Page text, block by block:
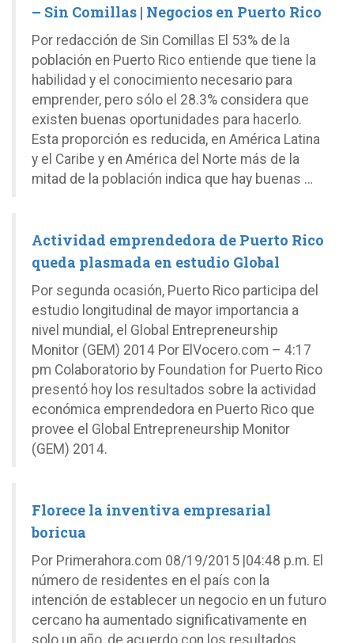
– Sin Comillas | Negocios en Puerto Rico
Por redacción de Sin Comillas El 53% de la
población en Puerto Rico entiende que tiene la
habilidad y el conocimiento necesario para
emprender, pero sólo el 28.3% considera que
existen buenas oportunidades para hacerlo.
Esta proporción es reducida, en América Latina
y el Caribe y en América del Norte más de la
mitad de la población indica que hay buenas …
Actividad emprendedora de Puerto Rico
queda plasmada en estudio Global
Por segunda ocasión, Puerto Rico participa del
estudio longitudinal de mayor importancia a
nivel mundial, el Global Entrepreneurship
Monitor (GEM) 2014 Por ElVocero.com – 4:17
pm Colaboratorio by Foundation for Puerto Rico
presentó hoy los resultados sobre la actividad
económica emprendedora en Puerto Rico que
provee el Global Entrepreneurship Monitor
(GEM) 2014.
Florece la inventiva empresarial
boricua
Por Primerahora.com 08/19/2015 |04:48 p.m. El
número de residentes en el país con la
intención de establecer un negocio en un futuro
cercano ha aumentado significativamente en
solo un año, de acuerdo con los resultados